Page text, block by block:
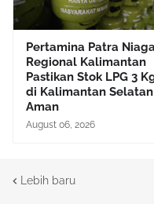
Pertamina Patra
Regional Kalimantan
Pastikan Stok LPG 3
di Kalimantan Selatan
Aman
August 06, 2026
Lebih baru